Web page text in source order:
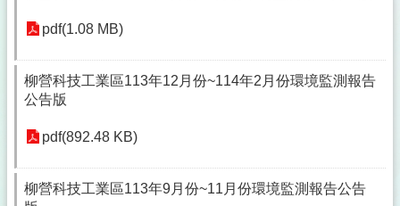
pdf(1.08 MB)
柳營科技工業區113年12月份~114年2月份環境監測報告
公告版
pdf(892.48 KB)
柳營科技工業區113年9月份~11月份環境監測報告公告